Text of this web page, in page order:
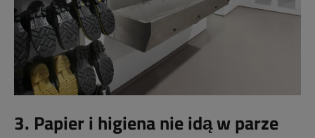
3. Papier i higiena nie idą w parze